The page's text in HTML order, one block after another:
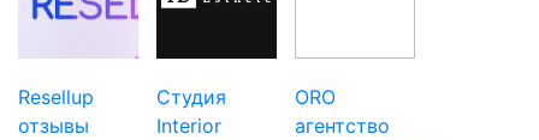
Resellup
отзывы
Студия
Interior
ORO
агентство